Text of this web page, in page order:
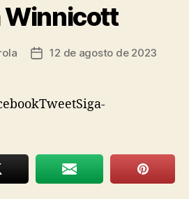
Winnicott
Data12 de agosto de 2023